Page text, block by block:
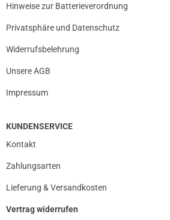
Hinweise zur Batterieverordnung
Privatsphäre und Datenschutz
Widerrufsbelehrung
Unsere AGB
Impressum
KUNDENSERVICE
Kontakt
Zahlungsarten
Lieferung & Versandkosten
Vertrag widerrufen